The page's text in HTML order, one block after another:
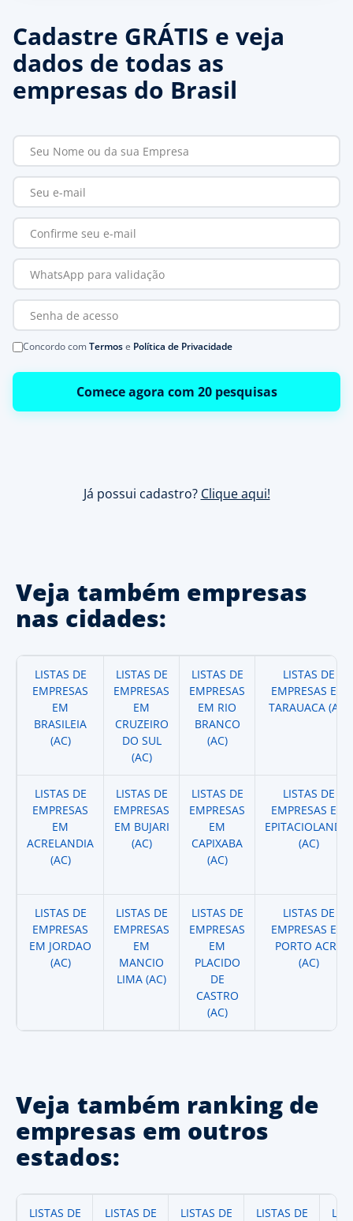
Cadastre GRÁTIS e veja
dados de todas as
empresas do Brasil
Concordo comTermose Política de Privacidade
Comece agora com 20 pesquisas
Já possui cadastro? Clique aqui!
Veja também empresas
nas cidades:
LISTAS DE
EMPRESAS
EM
BRASILEIA
(AC)
LISTAS DE
EMPRESAS
EM
CRUZEIRO
DO SUL
(AC)
LISTAS DE
EMPRESAS
EM RIO
BRANCO
(AC)
LISTAS DE
EMPRESAS EM
TARAUACA (AC)
LISTAS DE
EMPRESAS
EM
ACRELANDIA
(AC)
LISTAS DE
EMPRESAS
EM BUJARI
(AC)
LISTAS DE
EMPRESAS
EM
CAPIXABA
(AC)
LISTAS DE
EMPRESAS EM
EPITACIOLANDIA
(AC)
LISTAS DE
EMPRESAS
EM JORDAO
(AC)
LISTAS DE
EMPRESAS
EM
MANCIO
LIMA (AC)
LISTAS DE
EMPRESAS
EM
PLACIDO
DE
CASTRO
(AC)
LISTAS DE
EMPRESAS EM
PORTO ACRE
(AC)
Veja também ranking de
empresas em outros
estados:
LISTAS DE
LISTAS DE
LISTAS DE
LISTAS DE